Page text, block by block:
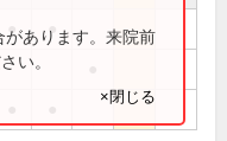
● ●
あります。来院前
い。
×閉じる